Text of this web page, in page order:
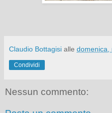
Claudio Bottagisi alle domenica,
Condividi
Nessun commento: